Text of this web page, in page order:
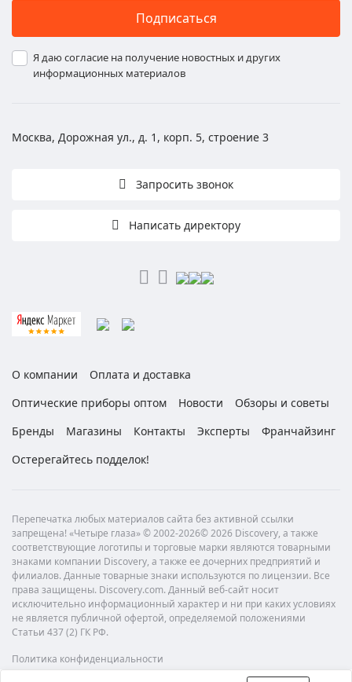
Подписаться
Я даю согласие на получение новостных и других
информационных материалов
Москва, Дорожная ул., д. 1, корп. 5, строение 3
Запросить звонок
Написать директору
О компании
Оплата и доставка
Оптические приборы оптом
Новости
Обзоры и советы
Бренды
Магазины Контакты Эксперты
Франчайзинг
Остерегайтесь подделок!
Перепечатка любых материалов сайта без активной ссылки
запрещена! «Четыре глаза» © 2002-2026© 2026 Discovery, а также
соответствующие логотипы и торговые марки являются товарными
знаками компании Discovery, а также ее дочерних предприятий и
филиалов. Данные товарные знаки используются по лицензии. Все
права защищены. Discovery.com. Данный веб-сайт носит
исключительно информационный характер и ни при каких условиях
не является публичной офертой, определяемой положениями
Статьи 437 (2) ГК РФ.
Политика конфиденциальности